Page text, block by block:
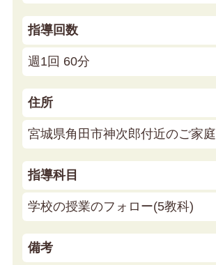
指導回数
週1回 60分
住所
宮城県角田市神次郎付近のご家庭
指導科目
学校の授業のフォロー(5教科)
備考